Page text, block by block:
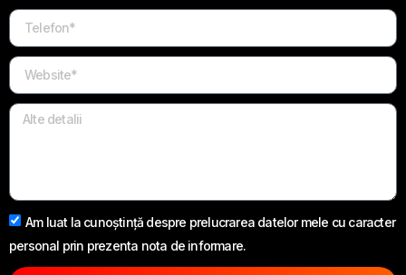
Am luat la cunoștință despre prelucrarea datelor mele cu caracter
personal prin prezenta nota de informare.